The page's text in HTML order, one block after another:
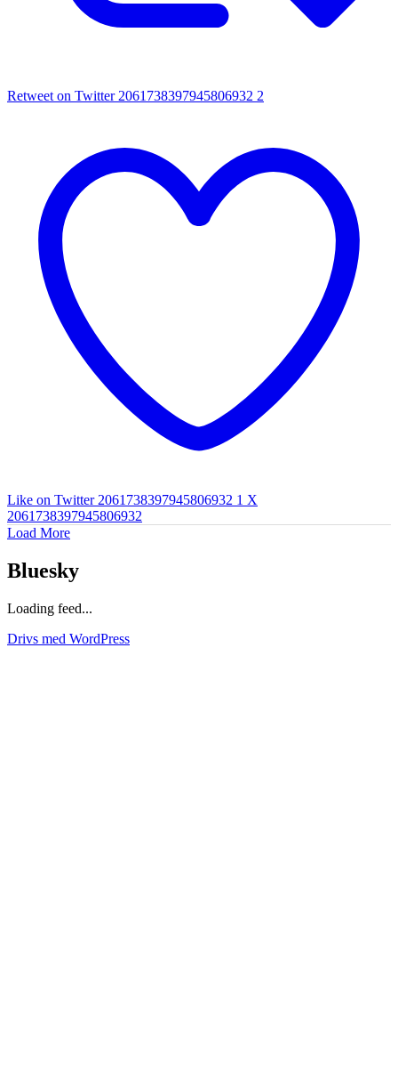
Retweet on Twitter 2061738397945806932 2
Like on Twitter 2061738397945806932 1 X
2061738397945806932
Load More
Bluesky
Loading feed...
Drivs med WordPress